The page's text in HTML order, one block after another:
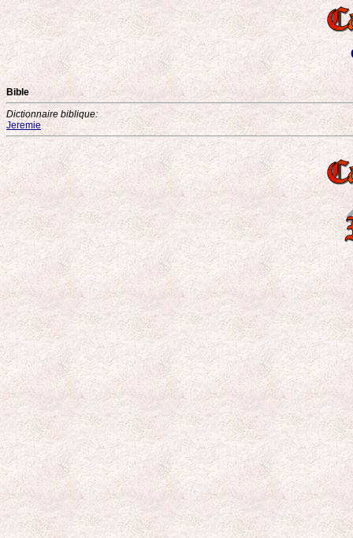
Bible
Dictionnaire biblique:
Jeremie